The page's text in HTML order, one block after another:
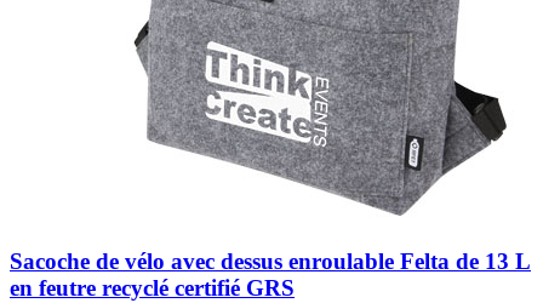
Sacoche de vélo avec dessus enroulable Felta de 13 L
en feutre recyclé certifié GRS